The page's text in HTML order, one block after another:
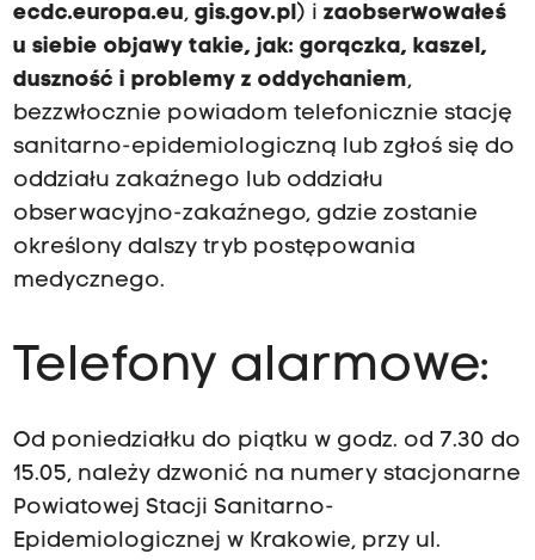
ecdc.europa.eu, gis.gov.pl) i zaobserwowałeś
u siebie objawy takie, jak: gorączka, kaszel,
duszność i problemy z oddychaniem,
bezzwłocznie powiadom telefonicznie stację
sanitarno-epidemiologiczną lub zgłoś się do
oddziału zakaźnego lub oddziału
obserwacyjno-zakaźnego, gdzie zostanie
określony dalszy tryb postępowania
medycznego.
Telefony alarmowe:
Od poniedziałku do piątku w godz. od 7.30 do
15.05, należy dzwonić na numery stacjonarne
Powiatowej Stacji Sanitarno-
Epidemiologicznej w Krakowie, przy ul.